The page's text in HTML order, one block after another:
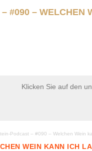
#090 – WELCHEN
Klicken Sie auf den
Podcast – #090 – Welchen Wein
WEIN KANN ICH